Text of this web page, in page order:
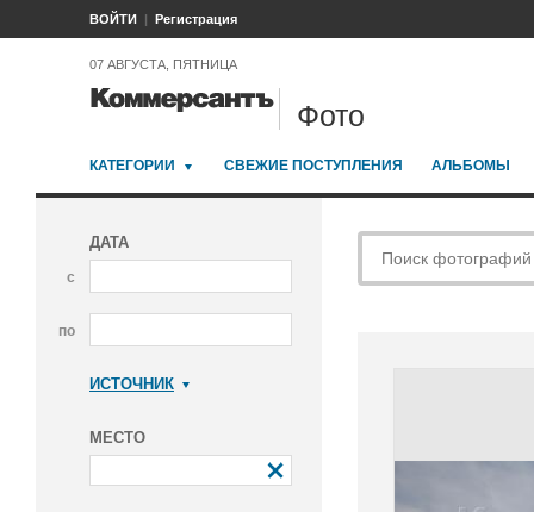
ВОЙТИ Регистрация
07 АВГУСТА, ПЯТНИЦА
Фото
КАТЕГОРИИ СВЕЖИЕ ПОСТУПЛЕНИЯ АЛЬБОМЫ
ДАТА
с
по
ИСТОЧНИК
МЕСТО